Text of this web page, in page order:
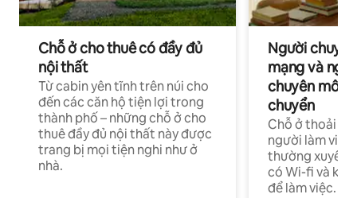
Chỗ ở cho thuê có đầy đủ
nội thất
Từ cabin yên tĩnh trên núi cho
đến các căn hộ tiện lợi trong
thành phố – những chỗ ở cho
thuê đầy đủ nội thất này được
trang bị mọi tiện nghi như ở
nhà.
Người
mạng và
chuyên môn
chuyển
Chỗ ở thoải
người làm việc
thường xuyên
có Wi-fi và
để làm việc.